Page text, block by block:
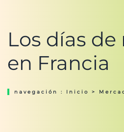
Los días
en Francia
navegación : Inicio >